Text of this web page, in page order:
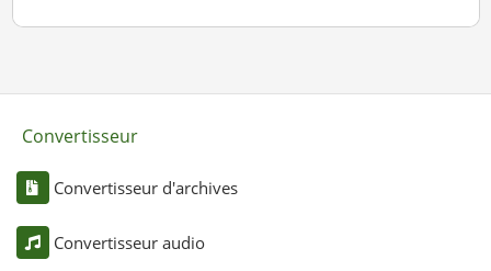
Convertisseur
Convertisseur d'archives
Convertisseur audio